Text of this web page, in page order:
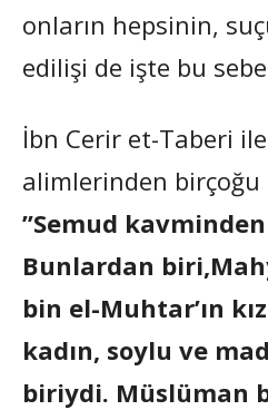
onların hepsinin,
edilişi de işte bu
İbn Cerir et-Taberi
alimlerinden
”Semud
Bunlardan
bin el-Muhtar’ın
kadın, soylu ve
biriydi. Müslüman